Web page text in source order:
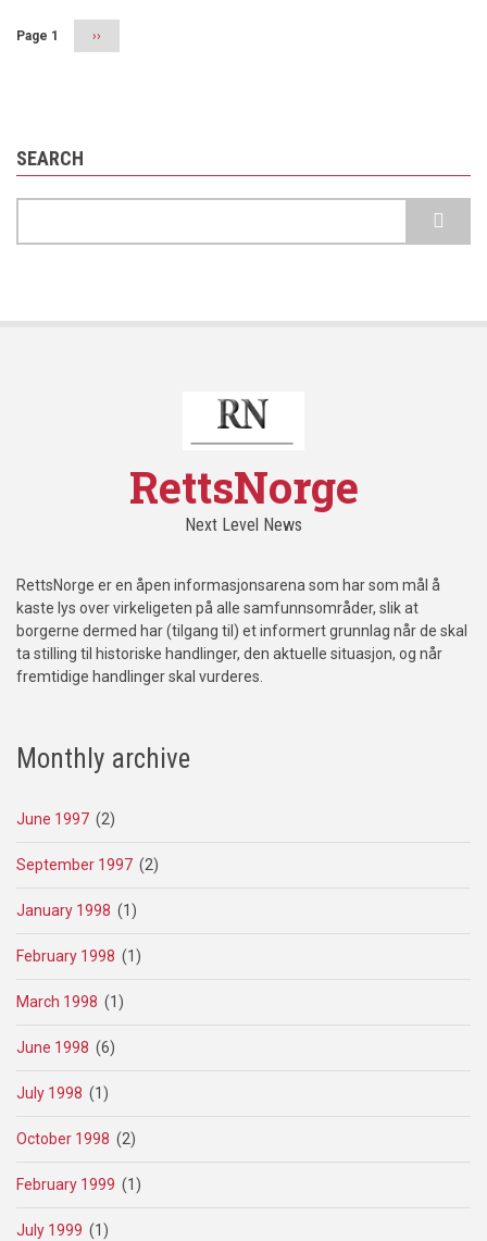
Page 1
Next
page
››
SEARCH
RettsNorge
Next Level News
RettsNorge er en åpen informasjonsarena som har som mål å
kaste lys over virkeligeten på alle samfunnsområder, slik at
borgerne dermed har (tilgang til) et informert grunnlag når de skal
ta stilling til historiske handlinger, den aktuelle situasjon, og når
fremtidige handlinger skal vurderes.
Monthly archive
June 1997 (2)
September 1997 (2)
January 1998 (1)
February 1998 (1)
March 1998 (1)
June 1998 (6)
July 1998 (1)
October 1998 (2)
February 1999 (1)
July 1999 (1)